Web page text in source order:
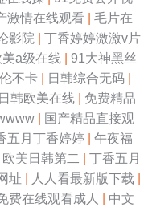
激情在线观看
毛片在
影院
丁香婷婷激激v片
美a级在线
91大神黑丝
不卡 日韩综合无码
韩欧美在线
免费精品
国产精品直接观
五月丁香婷婷
午夜福
欧美日韩第二
丁香五月
址 人人看最新版下载
费在线观看成人
中文